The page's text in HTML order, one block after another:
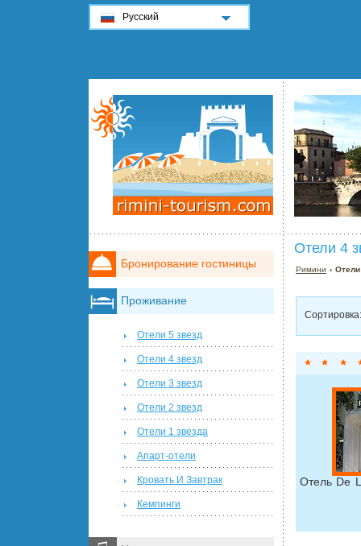
Отели 4
Римини ›
Сортировка:
Отель De
Бронирование гостиницы
Проживание
Отели 5 звезд
Отели 4 звезд
Отели 3 звезд
Отели 2 звезд
Отели 1 звезда
Апарт-отели
Кровать И Завтрак
Кемпинги
Русский